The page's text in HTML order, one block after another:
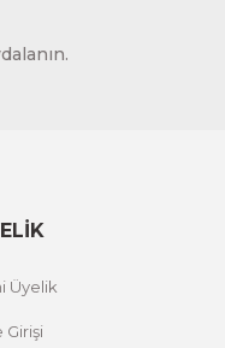
Üyelik
Girişi